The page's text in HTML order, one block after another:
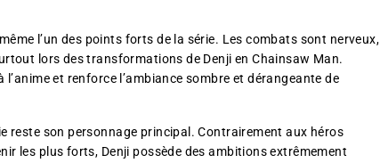
l’un des points forts de la série. Les combats sont nerveux,
lors des transformations de Denji en Chainsaw Man.
et renforce l’ambiance sombre et dérangeante de
reste son personnage principal. Contrairement aux héros
les plus forts, Denji possède des ambitions extrêmement